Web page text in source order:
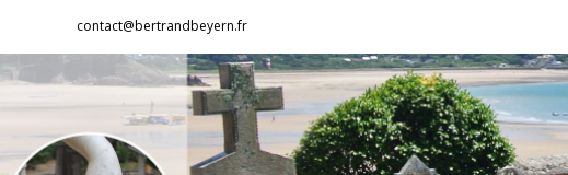
contenu
contact@bertrandbeyern.fr